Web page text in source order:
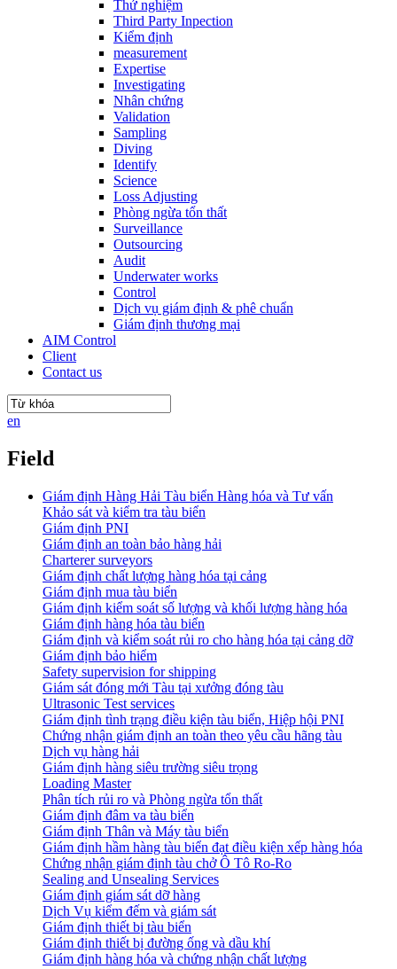
Thử nghiệm
Third Party Inpection
Kiểm định
measurement
Expertise
Investigating
Nhân chứng
Validation
Sampling
Diving
Identify
Science
Loss Adjusting
Phòng ngừa tổn thất
Surveillance
Outsourcing
Audit
Underwater works
Control
Dịch vụ giám định & phê chuẩn
Giám định thương mại
AIM Control
Client
Contact us
en
Field
Giám định Hàng Hải Tàu biển Hàng hóa và Tư vấn
Khảo sát và kiểm tra tàu biển
Giám định PNI
Giám định an toàn bảo hàng hải
Charterer surveyors
Giám định chất lượng hàng hóa tại cảng
​Giám định mua tàu biển
Giám định kiểm soát số lượng và khối lượng hàng hóa
Giám định hàng hóa tàu biển
Giám định và kiểm soát rủi ro cho hàng hóa tại cảng dỡ
Giám định bảo hiểm
Safety supervision for shipping
Giám sát đóng mới Tàu tại xưởng đóng tàu
Ultrasonic Test services
Giám định tình trạng điều kiện tàu biển, Hiệp hội PNI
Chứng nhận giám định an toàn theo yêu cầu hãng tàu
Dịch vụ hàng hải
Giám định hàng siêu trường siêu trọng
Loading Master
Phân tích rủi ro và Phòng ngừa tổn thất
​Giám định đâm va tàu biển
Giám định Thân và Máy tàu biển
​Giám định hầm hàng tàu biển đạt điều kiện xếp hàng hóa
Chứng nhận giám định tàu chở Ô Tô Ro-Ro
Sealing and Unsealing Services
Giám định giám sát dỡ hàng
Dịch Vụ kiểm đếm và giám sát
Giám định thiết bị tàu biển
Giám định thiết bị đường ống và dầu khí
Giám định hàng hóa và chứng nhận chất lượng